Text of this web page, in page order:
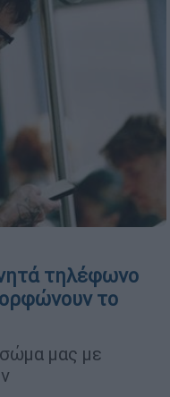
τηλέφωνο
το
μας με